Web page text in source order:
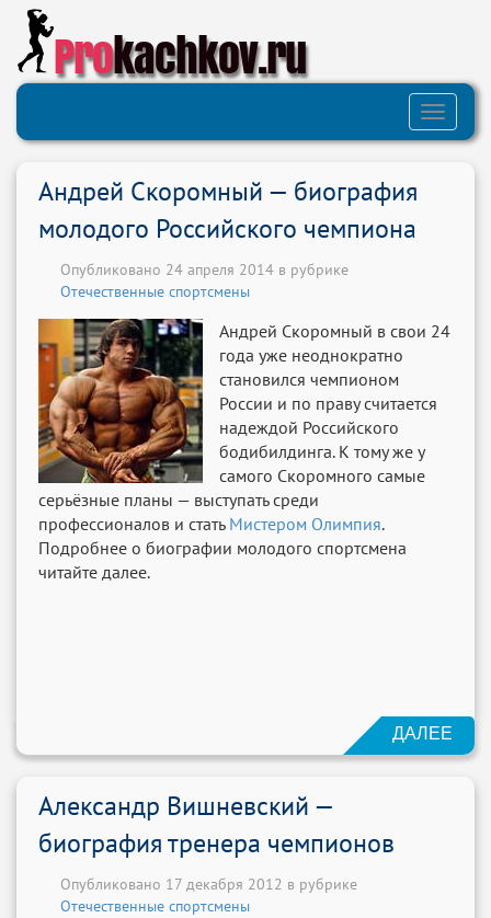
Prokachkov.ru
Toggle
Андрей Скоромный — биография
молодого Российского чемпиона
Опубликовано 24 апреля 2014 в рубрике
Отечественные спортсмены
Андрей Скоромный в свои 24
года уже неоднократно
становился чемпионом
России и по праву считается
надеждой Российского
бодибилдинга. К тому же у
самого Скоромного самые
серьёзные планы — выступать среди
профессионалов и стать Мистером Олимпия.
Подробнее о биографии молодого спортсмена
читайте далее.
ДАЛЕЕ
Александр Вишневский —
биография тренера чемпионов
Опубликовано 17 декабря 2012 в рубрике
Отечественные спортсмены